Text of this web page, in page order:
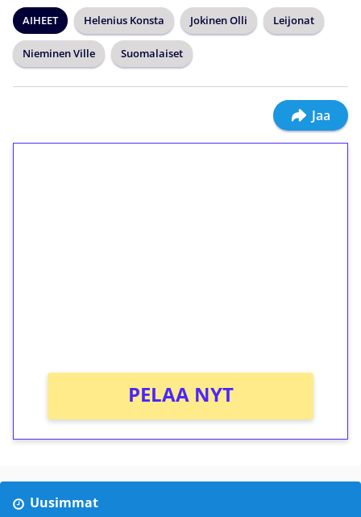
AIHEET Helenius Konsta Jokinen Olli Leijonat
Nieminen Ville Suomalaiset
Jaa
PELAA NYT
Uusimmat